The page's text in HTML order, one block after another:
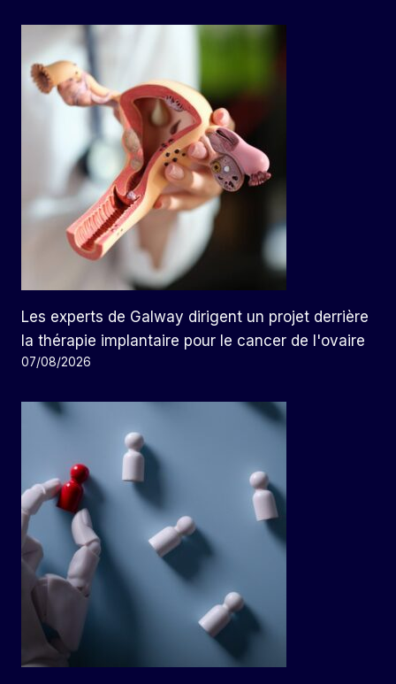
Les experts de Galway dirigent un projet derrière
la thérapie implantaire pour le cancer de l'ovaire
07/08/2026